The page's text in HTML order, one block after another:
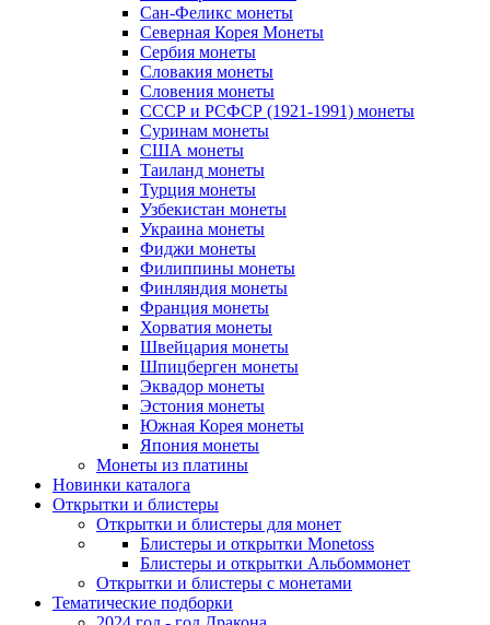
Сан-Феликс монеты
Северная Корея Монеты
Сербия монеты
Словакия монеты
Словения монеты
СССР и РСФСР (1921-1991) монеты
Суринам монеты
США монеты
Таиланд монеты
Турция монеты
Узбекистан монеты
Украина монеты
Фиджи монеты
Филиппины монеты
Финляндия монеты
Франция монеты
Хорватия монеты
Швейцария монеты
Шпицберген монеты
Эквадор монеты
Эстония монеты
Южная Корея монеты
Япония монеты
Монеты из платины
Новинки каталога
Открытки и блистеры
Открытки и блистеры для монет
Блистеры и открытки Monetoss
Блистеры и открытки Альбоммонет
Открытки и блистеры с монетами
Тематические подборки